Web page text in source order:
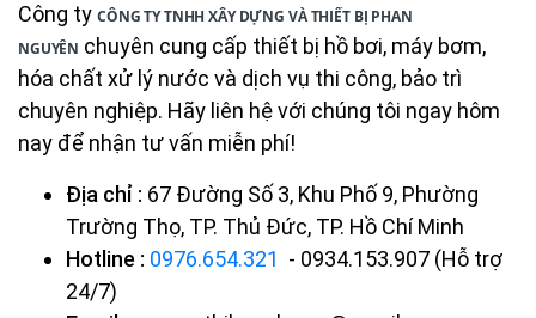
Công ty CÔNG TY TNHH XÂY DỰNG VÀ THIẾT BỊ PHAN
NGUYÊN chuyên cung cấp thiết bị hồ bơi, máy bơm,
hóa chất xử lý nước và dịch vụ thi công, bảo trì
chuyên nghiệp. Hãy liên hệ với chúng tôi ngay hôm
nay để nhận tư vấn miễn phí!
Địa chỉ : 67 Đường Số 3, Khu Phố 9, Phường
Trường Thọ, TP. Thủ Đức, TP. Hồ Chí Minh
Hotline : 0976.654.321 - 0934.153.907 (Hỗ trợ
24/7)